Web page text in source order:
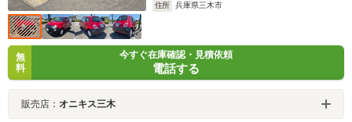
住所
兵庫県三木市
無
料
今すぐ在庫確認・見積依頼
電話する
販売店： オニキス三木